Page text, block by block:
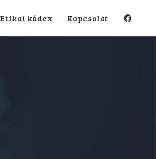
Etikai kódex Kapcsolat